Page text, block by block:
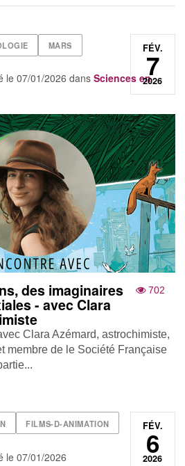
MARS
le07/01/2026 dansSciences en
FÉV.
7
2026
702
des imaginaires
- avec Clara
Clara Azémard, astrochimiste,
membre de le Société Française
FILMS-D-ANIMATION
le07/01/2026
FÉV.
6
2026